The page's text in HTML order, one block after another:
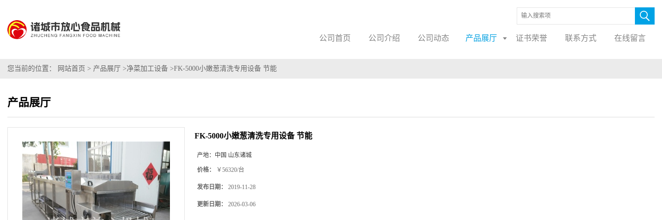
公司首页 公司介绍 公司动态 产品展厅 证书荣誉 联系方式 在线留言
您当前的位置： 网站首页 > 产品展厅 >净菜加工设备 >FK-5000小嫩葱清洗专用设备 节能
产品展厅
FK-5000小嫩葱清洗专用设备 节能
产地： 中国 山东诸城
价格： ￥56320/台
发布日期： 2019-11-28
更新日期： 2026-03-06